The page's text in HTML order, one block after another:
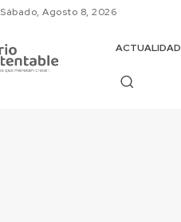
Sábado, Agosto 8, 2026
ACTUALIDAD